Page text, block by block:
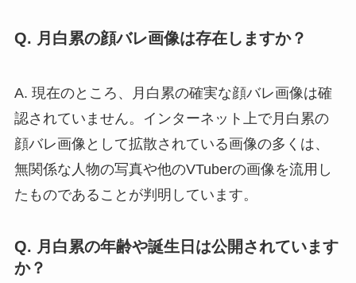
Q. 月白累の顔バレ画像は存在しますか？
A. 現在のところ、月白累の確実な顔バレ画像は確
認されていません。インターネット上で月白累の
顔バレ画像として拡散されている画像の多くは、
無関係な人物の写真や他のVTuberの画像を流用し
たものであることが判明しています。
Q. 月白累の年齢や誕生日は公開されています
か？